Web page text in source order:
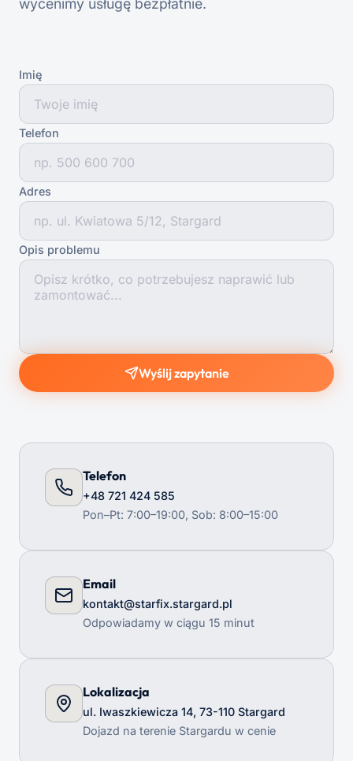
wycenimy usługę bezpłatnie.
Imię
Telefon
Adres
Opis problemu
Wyślij zapytanie
Telefon
+48 721 424 585
Pon–Pt: 7:00–19:00, Sob: 8:00–15:00
Email
kontakt@starfix.stargard.pl
Odpowiadamy w ciągu 15 minut
Lokalizacja
ul. Iwaszkiewicza 14, 73-110 Stargard
Dojazd na terenie Stargardu w cenie